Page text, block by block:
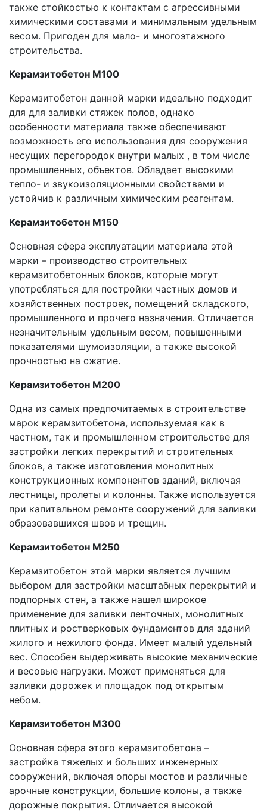
также стойкостью к контактам с агрессивными
химическими составами и минимальным удельным
весом. Пригоден для мало- и многоэтажного
строительства.
Керамзитобетон М100
Керамзитобетон данной марки идеально подходит
для для заливки стяжек полов, однако
особенности материала также обеспечивают
возможность его использования для сооружения
несущих перегородок внутри малых , в том числе
промышленных, объектов. Обладает высокими
тепло- и звукоизоляционными свойствами и
устойчив к различным химическим реагентам.
Керамзитобетон М150
Основная сфера эксплуатации материала этой
марки – производство строительных
керамзитобетонных блоков, которые могут
употребляться для постройки частных домов и
хозяйственных построек, помещений складского,
промышленного и прочего назначения. Отличается
незначительным удельным весом, повышенными
показателями шумоизоляции, а также высокой
прочностью на сжатие.
Керамзитобетон М200
Одна из самых предпочитаемых в строительстве
марок керамзитобетона, используемая как в
частном, так и промышленном строительстве для
застройки легких перекрытий и строительных
блоков, а также изготовления монолитных
конструкционных компонентов зданий, включая
лестницы, пролеты и колонны. Также используется
при капитальном ремонте сооружений для заливки
образовавшихся швов и трещин.
Керамзитобетон М250
Керамзитобетон этой марки является лучшим
выбором для застройки масштабных перекрытий и
подпорных стен, а также нашел широкое
применение для заливки ленточных, монолитных
плитных и ростверковых фундаментов для зданий
жилого и нежилого фонда. Имеет малый удельный
вес. Способен выдерживать высокие механические
и весовые нагрузки. Может применяться для
заливки дорожек и площадок под открытым
небом.
Керамзитобетон М300
Основная сфера этого керамзитобетона –
застройка тяжелых и больших инженерных
сооружений, включая опоры мостов и различные
арочные конструкции, большие колоны, а также
дорожные покрытия. Отличается высокой